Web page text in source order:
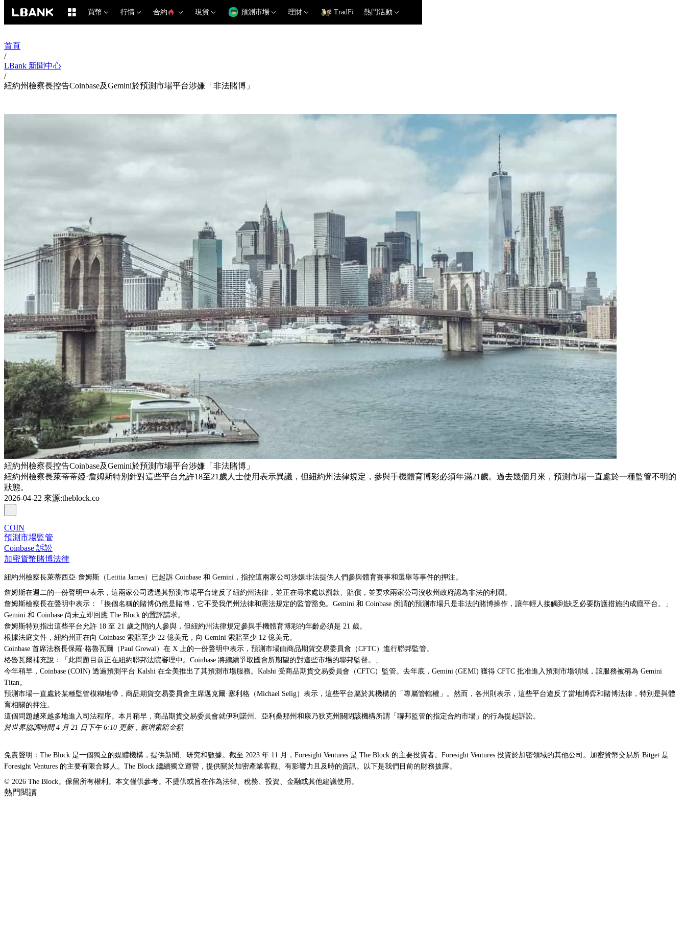
買幣 行情 合約 現貨 預測市場 理財 TradFi 熱門活動
首頁
/
LBank 新聞中心
/
紐約州檢察長控告Coinbase及Gemini於預測市場平台涉嫌「非法賭博」
紐約州檢察長控告Coinbase及Gemini於預測市場平台涉嫌「非法賭博」
紐約州檢察長萊蒂蒂婭·詹姆斯特別針對這些平台允許18至21歲人士使用表示異議，但紐約州法律規定，參與手機體育博彩必須年滿21歲。過去幾個月來，預測市場一直處於一種監管不明的
狀態。
2026-04-22 來源:theblock.co
COIN
預測市場監管
Coinbase 訴訟
加密貨幣賭博法律
紐約州檢察長萊蒂西亞·詹姆斯（Letitia James）已起訴 Coinbase 和 Gemini，指控這兩家公司涉嫌非法提供人們參與體育賽事和選舉等事件的押注。
詹姆斯在週二的一份聲明中表示，這兩家公司透過其預測市場平台違反了紐約州法律，並正在尋求處以罰款、賠償，並要求兩家公司沒收州政府認為非法的利潤。
詹姆斯檢察長在聲明中表示：「換個名稱的賭博仍然是賭博，它不受我們州法律和憲法規定的監管豁免。Gemini 和 Coinbase 所謂的預測市場只是非法的賭博操作，讓年輕人接觸到缺乏必要防護措施的成癮平台。」
Gemini 和 Coinbase 尚未立即回應 The Block 的置評請求。
詹姆斯特別指出這些平台允許 18 至 21 歲之間的人參與，但紐約州法律規定參與手機體育博彩的年齡必須是 21 歲。
根據法庭文件，紐約州正在向 Coinbase 索賠至少 22 億美元，向 Gemini 索賠至少 12 億美元。
Coinbase 首席法務長保羅·格魯瓦爾（Paul Grewal）在 X 上的一份聲明中表示，預測市場由商品期貨交易委員會（CFTC）進行聯邦監管。
格魯瓦爾補充說：「此問題目前正在紐約聯邦法院審理中。Coinbase 將繼續爭取國會所期望的對這些市場的聯邦監督。」
今年稍早，Coinbase (COIN) 透過預測平台 Kalshi 在全美推出了其預測市場服務。Kalshi 受商品期貨交易委員會（CFTC）監管。去年底，Gemini (GEMI) 獲得 CFTC 批准進入預測市場領域，該服務被稱為 Gemini
Titan。
預測市場一直處於某種監管模糊地帶，商品期貨交易委員會主席邁克爾·塞利格（Michael Selig）表示，這些平台屬於其機構的「專屬管轄權」。然而，各州則表示，這些平台違反了當地博弈和賭博法律，特別是與體
育相關的押注。
這個問題越來越多地進入司法程序。 本月稍早，商品期貨交易委員會就伊利諾州、亞利桑那州和康乃狄克州關閉該機構所謂「聯邦監管的指定合約市場」的行為提起訴訟。
於世界協調時間 4 月 21 日下午 6:10 更新，新增索賠金額
免責聲明：The Block 是一個獨立的媒體機構，提供新聞、研究和數據。截至 2023 年 11 月，Foresight Ventures 是 The Block 的主要投資者。Foresight Ventures 投資於加密領域的其他公司。加密貨幣交易所 Bitget 是
Foresight Ventures 的主要有限合夥人。The Block 繼續獨立運營，提供關於加密產業客觀、有影響力且及時的資訊。以下是我們目前的財務披露。
© 2026 The Block。保留所有權利。本文僅供參考。不提供或旨在作為法律、稅務、投資、金融或其他建議使用。
熱門閱讀